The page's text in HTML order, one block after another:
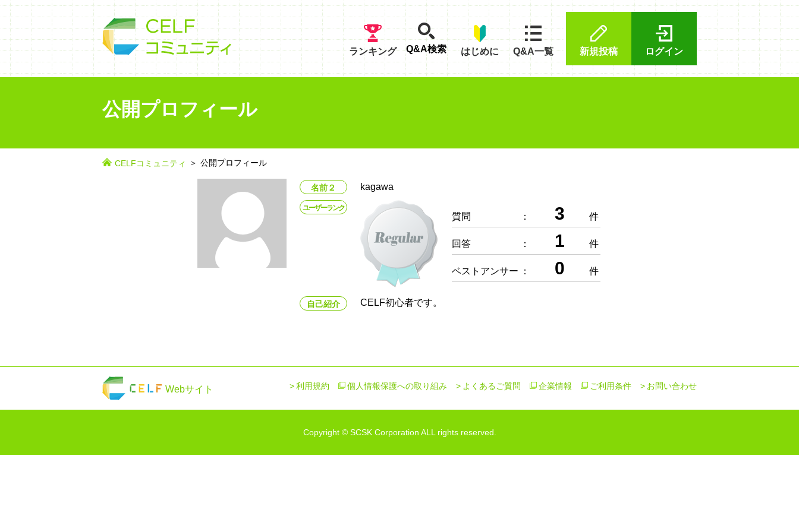
ログイン
新規投稿
Q&A一覧
はじめに
Q&A検索
ランキング
公開プロフィール
CELFコミュニティ 公開プロフィール
名前２ kagawa
ユーザーランク
質問 ： 3 件
回答 ： 1 件
ベストアンサー ： 0 件
自己紹介 CELF初心者です。
Webサイト お問い合わせ
ご利用条件
企業情報
よくあるご質問
個人情報保護への取り組み
利用規約
Copyright © SCSK Corporation ALL rights reserved.